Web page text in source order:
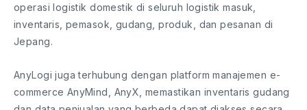
operasi logistik domestik di seluruh logistik masuk,
inventaris, pemasok, gudang, produk, dan pesanan di
Jepang.
AnyLogi juga terhubung dengan platform manajemen e-
commerce AnyMind, AnyX, memastikan inventaris gudang